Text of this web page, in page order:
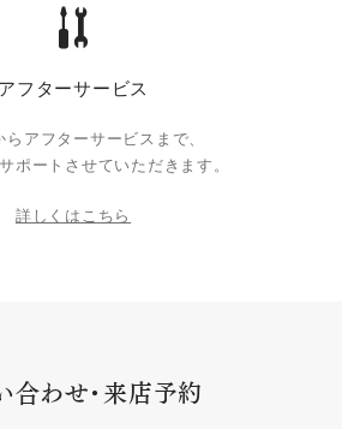
アフターサービス
らアフターサービスまで、
ポートさせていただきます。
詳しくはこちら
合わせ・来店予約